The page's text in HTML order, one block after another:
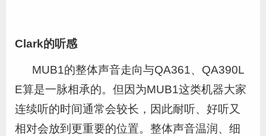
Clark的听感
MUB1的整体声音走向与QA361、QA390L
E算是一脉相承的。但因为MUB1这类机器大家
连续听的时间通常会较长，因此耐听、好听又
相对会放到更重要的位置。整体声音温润、细